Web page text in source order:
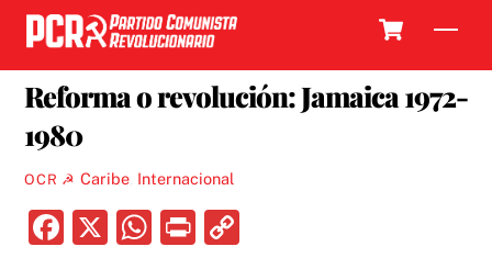
Skip
content
Reforma o revolución: Jamaica 1972-
1980
OCR ☭ Caribe, Internacional
F
X
W P